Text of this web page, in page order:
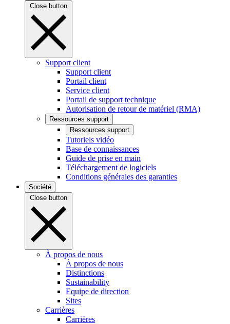
Close button
Support client
Support client
Portail client
Service client
Portail de support technique
Autorisation de retour de matériel (RMA)
Ressources support
Ressources support
Tutoriels vidéo
Base de connaissances
Guide de prise en main
Téléchargement de logiciels
Conditions générales des garanties
Société
Close button
À propos de nous
À propos de nous
Distinctions
Sustainability
Equipe de direction
Sites
Carrières
Carrières